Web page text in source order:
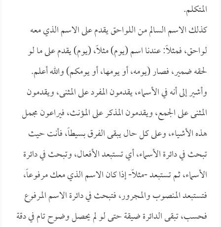
المتكلم.
كذلك الاسم السالم من اللواحق يقدم على الاسم الذي معه
لواحق، فمثلاً: عندنا اسم (يوم) مثلاً، (يوم) يقدم على ما لو
لحقه ضمير، فصار (يومه، أو يومها، أو يومكم) والله أعلم.
وأشير إلى أنه في الأسماء، يقدمون المفرد على المثنى، ويقدمون
المثنى على الجمع، ويقدمون المذكر على المؤنث، فيراعون مجمل
هذه الأشياء، وعلى كل حال يبقى الفرق بسيطاً، فأنت حيث
تبحث في دائرة الأسماء، أي تستبعد الأفعال، وتبحث في دائرة
الأسماء، ثم تستبعد -مثلاً- إذا كان الاسم الذي معك مرفوعاً،
فتستبعد المنصوب والمجرور، فتبحث في دائرة الاسم المرفوع
فحسب، تبقى الدائرة ضيقة حتى لو لم يحصل وضوح تام في دقة